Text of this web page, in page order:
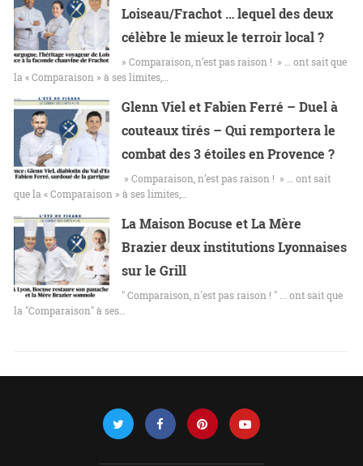
Loiseau/Frachot … lequel des deux
célèbre le mieux le terroir local ?
» Comparaison, n’est pas raison ! » … ont sait que
la « Comparaison » à ses limites,…
Glenn Viel et Fabien Ferré – Duel à
couteaux tirés – Qui remportera le
combat des 3 étoiles en Provence ?
» Comparaison, n’est pas raison ! » … ont sait
que la « Comparaison » à ses limites,…
La Maison Bocuse et La Mère
Brazier deux institutions Lyonnaises
sur le Grill
" Comparaison, n'est pas raison ! " ... ont sait que
la "Comparaison" à ses…